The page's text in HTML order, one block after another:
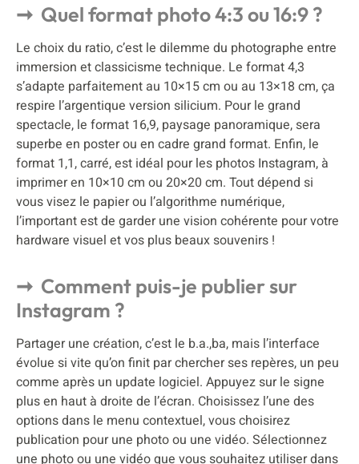
Quel format photo 4:3 ou 16:9 ?
Le choix du ratio, c’est le dilemme du photographe entre
immersion et classicisme technique. Le format 4,3
s’adapte parfaitement au 10×15 cm ou au 13×18 cm, ça
respire l’argentique version silicium. Pour le grand
spectacle, le format 16,9, paysage panoramique, sera
superbe en poster ou en cadre grand format. Enfin, le
format 1,1, carré, est idéal pour les photos Instagram, à
imprimer en 10×10 cm ou 20×20 cm. Tout dépend si
vous visez le papier ou l’algorithme numérique,
l’important est de garder une vision cohérente pour votre
hardware visuel et vos plus beaux souvenirs !
Comment puis-je publier sur
Instagram ?
Partager une création, c’est le b.a.,ba, mais l’interface
évolue si vite qu’on finit par chercher ses repères, un peu
comme après un update logiciel. Appuyez sur le signe
plus en haut à droite de l’écran. Choisissez l’une des
options dans le menu contextuel, vous choisirez
publication pour une photo ou une vidéo. Sélectionnez
une photo ou une vidéo que vous souhaitez utiliser dans